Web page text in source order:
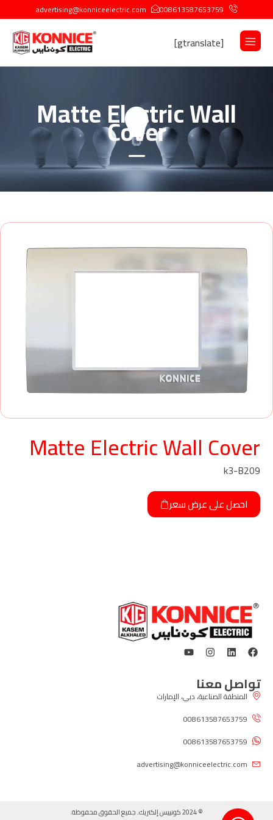
008613587653759
advertising@konniceelectric.com
[gtranslate]
Matte Electric Wall
Cover
Matte Electric Wall Cover
k3-B209
احصل على عرض سعر
تواصل معنا
المنطقة الصناعية، دبي، الإمارات
008613587653759
008613587653759
advertising@konniceelectric.com
© 2024 كونييس إلكتريك. جميع الحقوق محفوظة.